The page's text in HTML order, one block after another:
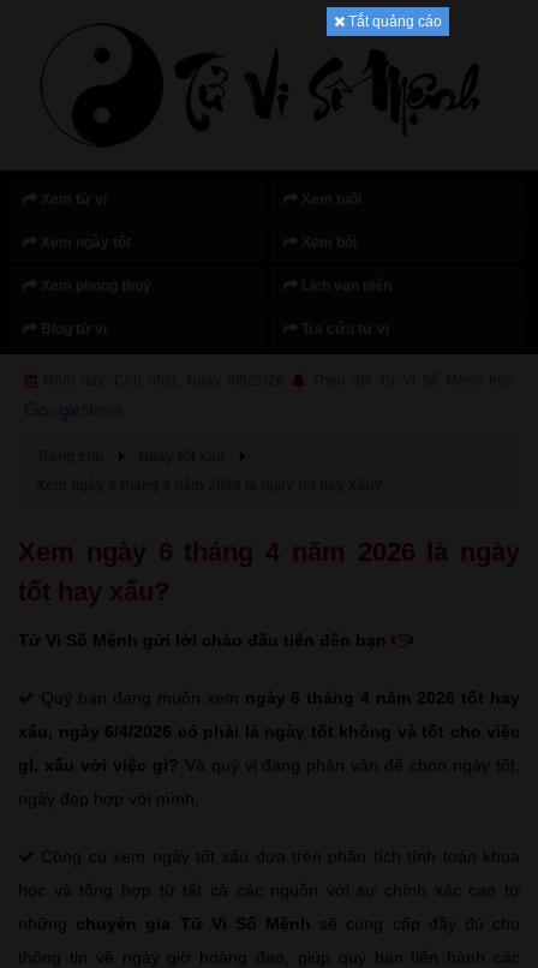
Tắt quảng cáo
Xem ngày 6 tháng 4 năm 2026 là ngày
tốt hay xấu?
Tử Vi Số Mệnh gửi lời chào đầu tiên đến bạn
Quý bạn đang muốn xem ngày 6 tháng 4 năm 2026 tốt hay
xấu, ngày 6/4/2026 có phải là ngày tốt không và tốt cho việc
gì, xấu với việc gì? Và quý vị đang phân vân để chọn ngày tốt,
ngày đẹp hợp với mình.
Công cụ xem ngày tốt xấu dựa trên phân tích tính toán khoa
học và tổng hợp từ tất cả các nguồn với sự chính xác cao từ
những chuyên gia Tử Vi Số Mệnh
sẽ cung cấp đầy đủ cho
thông tin về ngày giờ hoàng đạo, giúp quý bạn tiến hành các